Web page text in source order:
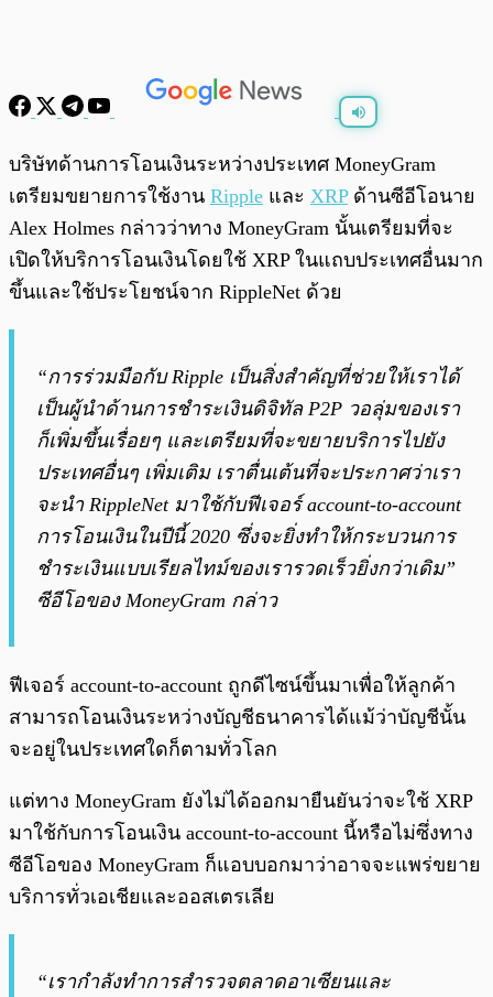
พร้อมเล่น
บริษัทด้านการโอนเงินระหว่างประเทศ MoneyGram
เตรียมขยายการใช้งาน Ripple และ XRPด้านซีอีโอนาย
Alex Holmes กล่าวว่าทาง MoneyGram นั้นเตรียมที่จะ
เปิดให้บริการโอนเงินโดยใช้ XRP ในแถบประเทศอื่นมาก
ขึ้นและใช้ประโยชน์จาก RippleNet ด้วย
“การร่วมมือกับ Ripple เป็นสิ่งสำคัญที่ช่วยให้เราได้
เป็นผู้นำด้านการชำระเงินดิจิทัล P2P วอลุ่มของเรา
ก็เพิ่มขึ้นเรื่อยๆ และเตรียมที่จะขยายบริการไปยัง
ประเทศอื่นๆ เพิ่มเติม เราตื่นเต้นที่จะประกาศว่าเรา
จะนำ RippleNet มาใช้กับฟีเจอร์ account-to-account
การโอนเงินในปีนี้ 2020 ซึ่งจะยิ่งทำให้กระบวนการ
ชำระเงินแบบเรียลไทม์ของเรารวดเร็วยิ่งกว่าเดิม”
ซีอีโอของ MoneyGram กล่าว
ฟีเจอร์ account-to-account ถูกดีไซน์ขึ้นมาเพื่อให้ลูกค้า
สามารถโอนเงินระหว่างบัญชีธนาคารได้แม้ว่าบัญชีนั้น
จะอยู่ในประเทศใดก็ตามทั่วโลก
แต่ทาง MoneyGram ยังไม่ได้ออกมายืนยันว่าจะใช้ XRP
มาใช้กับการโอนเงิน account-to-account นี้หรือไม่ซึ่งทาง
ซีอีโอของ MoneyGram ก็แอบบอกมาว่าอาจจะแพร่ขยาย
บริการทั่วเอเชียและออสเตรเลีย
“เรากำลังทำการสำรวจตลาดอาเซียนและ